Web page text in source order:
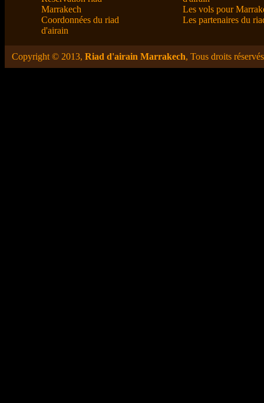
Marrakech
Coordonnées du riad
d'airain
Les vols pour
Les partenaires du
Copyright © 2013, Riad d'airain Marrakech, Tous droits réservés